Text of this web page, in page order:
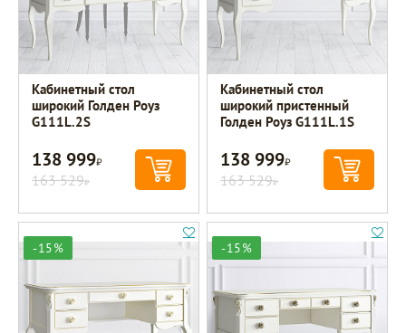
Кабинетный стол
широкий Голден Роуз
G111L.2S
138 999Р
163 529Р
Кабинетный стол
широкий пристенный
Голден Роуз G111L.1S
138 999Р
163 529Р
-15% -15%